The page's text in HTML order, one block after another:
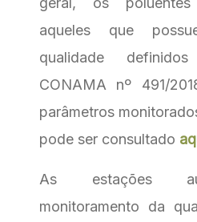
aqueles que
qualidade
CONAMA nº 491/
parâmetros
pode ser consultado
As estações
monitoramento da